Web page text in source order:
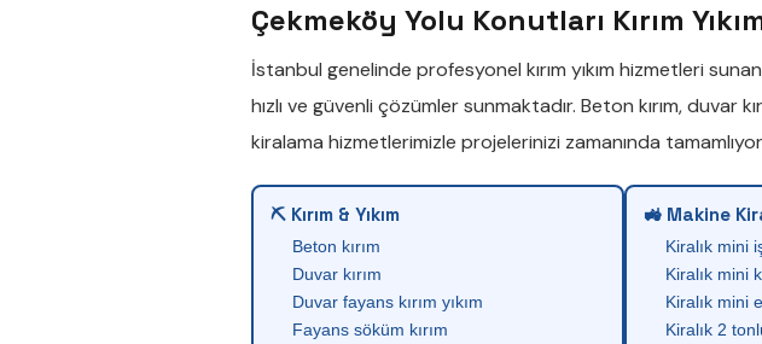
Çekmeköy Yolu Konutları Kırım
İstanbul genelinde profesyonel kırım yıkım hizmetleri sunan
hızlı ve güvenli çözümler sunmaktadır. Beton kırım,duvar
kiralama hizmetlerimizle projelerinizi zamanında
⛏ Kırım & Yıkım
Beton kırım
Duvar kırım
Duvar fayans kırım yıkım
Fayans söküm kırım
🚜 Makine
Kiralık mini
Kiralık mini
Kiralık mini
Kiralık 2